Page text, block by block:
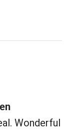
Wonderful